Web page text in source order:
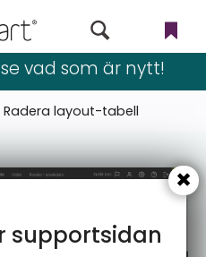
vad som är nytt!
Radera layout-tabell
supportsidan